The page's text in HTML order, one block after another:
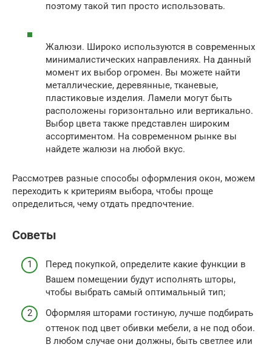
поэтому такой тип просто использовать.
Жалюзи. Широко используются в современных
минималистических направлениях. На данный
момент их выбор огромен. Вы можете найти
металлические, деревянные, тканевые,
пластиковые изделия. Ламели могут быть
расположены горизонтально или вертикально.
Выбор цвета также представлен широким
ассортиментом. На современном рынке вы
найдете жалюзи на любой вкус.
Рассмотрев разные способы оформления окон, можем
переходить к критериям выбора, чтобы проще
определиться, чему отдать предпочтение.
Советы
Перед покупкой, определите какие функции в
Вашем помещении будут исполнять шторы,
чтобы выбрать самый оптимальный тип;
Оформляя шторами гостиную, лучше подбирать
оттенок под цвет обивки мебели, а не под обои.
В любом случае они должны, быть светлее или